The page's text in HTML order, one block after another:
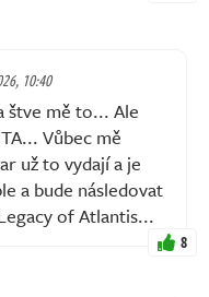
10:40
štve mě to... Ale
Vůbec mě
už to vydají a je
a bude následovat
of Atlantis...
8